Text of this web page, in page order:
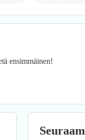
ensimmäinen!